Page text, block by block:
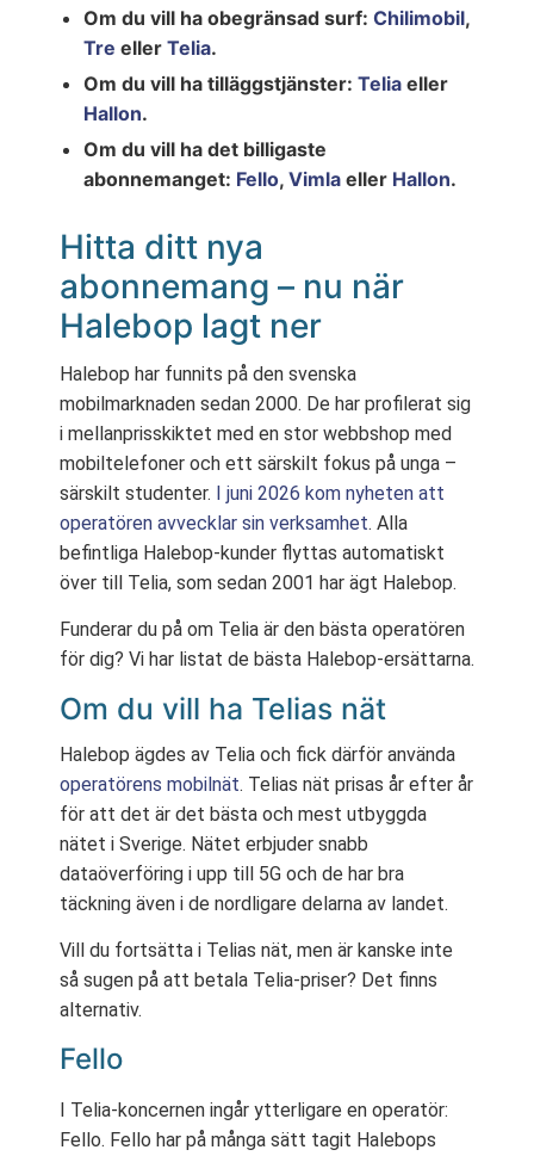
Om du vill ha obegränsad surf: Chilimobil,
Tre eller Telia.
Om du vill ha tilläggstjänster: Telia eller
Hallon.
Om du vill ha det billigaste
abonnemanget: Fello, Vimla eller Hallon.
Hitta ditt nya
abonnemang – nu när
Halebop lagt ner
Halebop har funnits på den svenska
mobilmarknaden sedan 2000. De har profilerat sig
i mellanprisskiktet med en stor webbshop med
mobiltelefoner och ett särskilt fokus på unga –
särskilt studenter. I juni 2026 kom nyheten att
operatören avvecklar sin verksamhet. Alla
befintliga Halebop-kunder flyttas automatiskt
över till Telia, som sedan 2001 har ägt Halebop.
Funderar du på om Telia är den bästa operatören
för dig? Vi har listat de bästa Halebop-ersättarna.
Om du vill ha Telias nät
Halebop ägdes av Telia och fick därför använda
operatörens mobilnät. Telias nät prisas år efter år
för att det är det bästa och mest utbyggda
nätet i Sverige. Nätet erbjuder snabb
dataöverföring i upp till 5G och de har bra
täckning även i de nordligare delarna av landet.
Vill du fortsätta i Telias nät, men är kanske inte
så sugen på att betala Telia-priser? Det finns
alternativ.
Fello
I Telia-koncernen ingår ytterligare en operatör:
Fello. Fello har på många sätt tagit Halebops